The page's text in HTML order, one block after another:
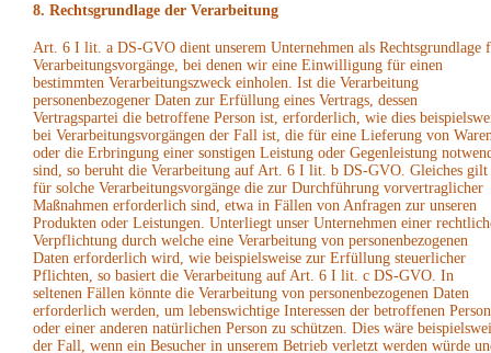
8. Rechtsgrundlage der Verarbeitung
Art. 6 I lit. a DS-GVO dient unserem Unternehmen als Rechtsgrundlage
Verarbeitungsvorgänge, bei denen wir eine Einwilligung für einen
bestimmten Verarbeitungszweck einholen. Ist die Verarbeitung
personenbezogener Daten zur Erfüllung eines Vertrags, dessen
Vertragspartei die betroffene Person ist, erforderlich, wie dies
bei Verarbeitungsvorgängen der Fall ist, die für eine Lieferung von
oder die Erbringung einer sonstigen Leistung oder Gegenleistung
sind, so beruht die Verarbeitung auf Art. 6 I lit. b DS-GVO. Gleiches gilt
für solche Verarbeitungsvorgänge die zur Durchführung vorvertraglicher
Maßnahmen erforderlich sind, etwa in Fällen von Anfragen zur unseren
Produkten oder Leistungen. Unterliegt unser Unternehmen einer
Verpflichtung durch welche eine Verarbeitung von personenbezogenen
Daten erforderlich wird, wie beispielsweise zur Erfüllung steuerlicher
Pflichten, so basiert die Verarbeitung auf Art. 6 I lit. c DS-GVO. In
seltenen Fällen könnte die Verarbeitung von personenbezogenen Daten
erforderlich werden, um lebenswichtige Interessen der betroffenen Person
oder einer anderen natürlichen Person zu schützen. Dies wäre
der Fall, wenn ein Besucher in unserem Betrieb verletzt werden würde